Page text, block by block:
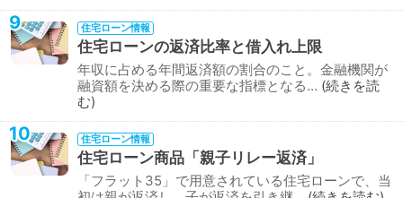
9 住宅ローン情報
住宅ローンの返済比率と借入れ上限
年収に占める年間返済額の割合のこと。金融機関が
融資額を決める際の重要な指標となる… 続きを読
む
10 住宅ローン情報
住宅ローン商品「親子リレー返済」
「フラット35」で用意されている住宅ローンで、当